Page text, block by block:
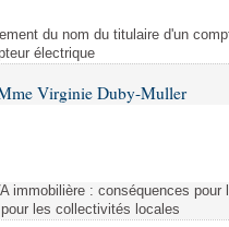
du nom du titulaire d'un
électrique
Virginie Duby-Muller
immobilière : conséquences
les collectivités locales